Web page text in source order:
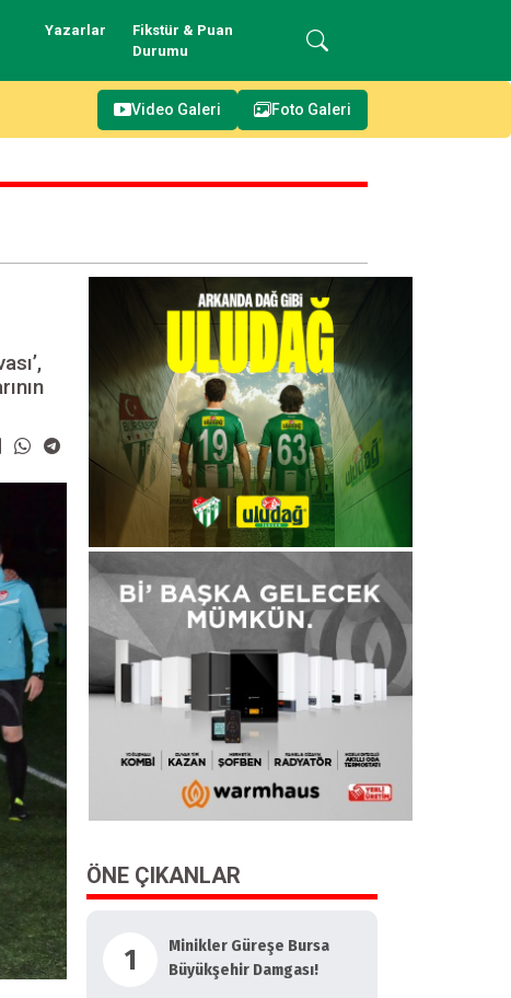
Yazarlar
Fikstür & Puan
Durumu
Video Galeri Foto Galeri
ÖNE ÇIKANLAR
1
Minikler Güreşe Bursa
Büyükşehir Damgası!